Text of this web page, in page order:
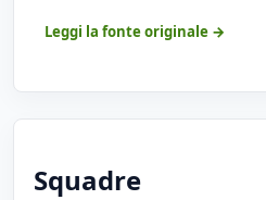
Leggi la fonte originale →
Squadre